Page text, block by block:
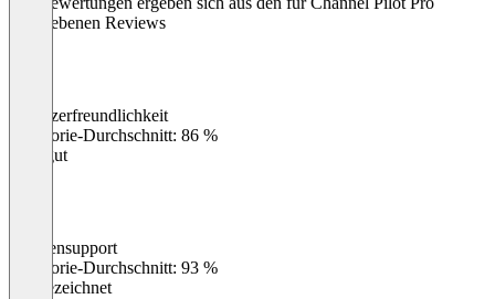
abgegebenen Reviews
Benutzerfreundlichkeit
Kategorie-Durchschnitt: 86 %
Sehr gut
Kundensupport
Kategorie-Durchschnitt: 93 %
Ausgezeichnet